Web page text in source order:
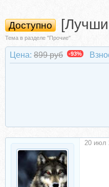
Доступно
Тема в разделе "Прочие"
Цена: 899 руб -93%
20 июл